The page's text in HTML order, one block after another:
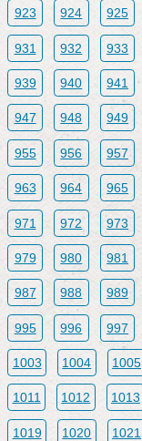
923 924 925
931 932 933
939 940 941
947 948 949
955 956 957
963 964 965
971 972 973
979 980 981
987 988 989
995 996 997
1003 1004 1005
1011 1012 1013
1019 1020 1021